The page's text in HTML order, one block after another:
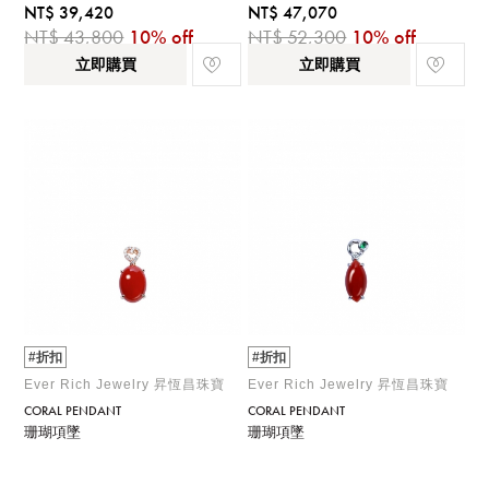
NT$ 39,420
NT$ 43,800 10% off
立即購買
NT$ 47,070
NT$ 52,300 10% off
立即購買
#折扣
Ever Rich Jewelry 昇恆昌珠寶
CORAL PENDANT
珊瑚項墜
#折扣
Ever Rich Jewelry 昇恆昌珠寶
CORAL PENDANT
珊瑚項墜